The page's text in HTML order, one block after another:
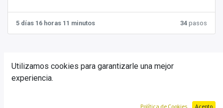
5 días 16 horas 11 minutos 34 pasos
Cursos más recientes
Utilizamos cookies para garantizarle una mejor
experiencia.
Política de Cookies Acepto